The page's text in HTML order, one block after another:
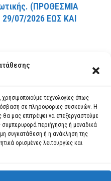
τεχνολογίες όπως
σε πληροφορίες συσκευών. Η
θα μας επιτρέψει να επεξεργαστούμε
περιήγησης ή μοναδικά
συγκατάθεση ή η ανάκληση της
ορισμένες λειτουργίες και
(ΠPOΘEΣMIA
29/07/2026 EΩΣ KAI